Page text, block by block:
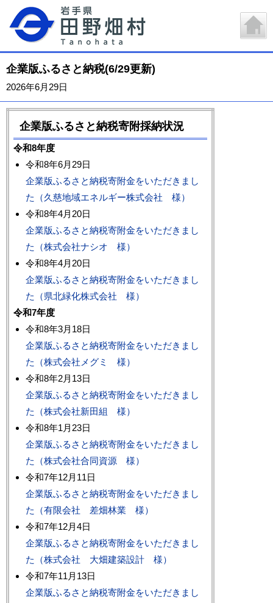
企業版ふるさと納税(6/29更新)
2026年6月29日
企業版ふるさと納税寄附採納状況
令和8年度
令和8年6月29日
企業版ふるさと納税寄附金をいただきまし
た（久慈地域エネルギー株式会社 様）
令和8年4月20日
企業版ふるさと納税寄附金をいただきまし
た（株式会社ナシオ 様）
令和8年4月20日
企業版ふるさと納税寄附金をいただきまし
た（県北緑化株式会社 様）
令和7年度
令和8年3月18日
企業版ふるさと納税寄附金をいただきまし
た（株式会社メグミ 様）
令和8年2月13日
企業版ふるさと納税寄附金をいただきまし
た（株式会社新田組 様）
令和8年1月23日
企業版ふるさと納税寄附金をいただきまし
た（株式会社合同資源 様）
令和7年12月11日
企業版ふるさと納税寄附金をいただきまし
た（有限会社 差畑林業 様）
令和7年12月4日
企業版ふるさと納税寄附金をいただきまし
た（株式会社 大畑建築設計 様）
令和7年11月13日
企業版ふるさと納税寄附金をいただきまし